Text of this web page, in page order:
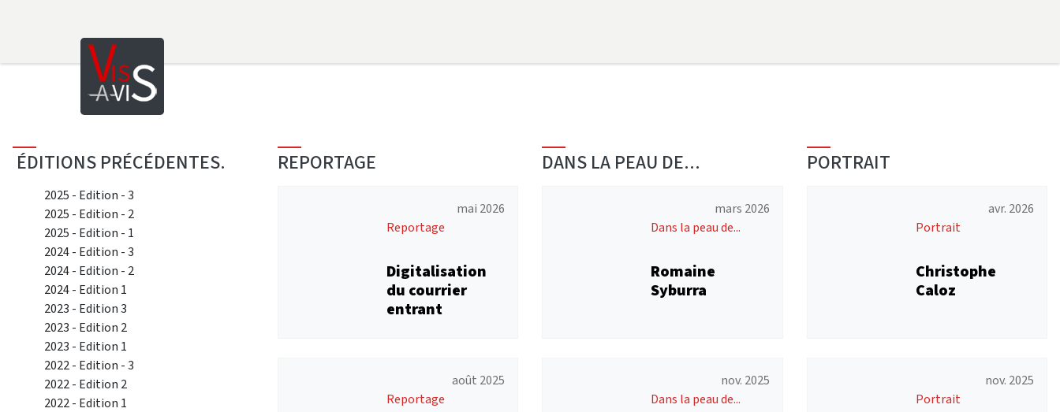
ÉDITIONS PRÉCÉDENTES.
2025 - Edition - 3
2025 - Edition - 2
2025 - Edition - 1
2024 - Edition - 3
2024 - Edition - 2
2024 - Edition 1
2023 - Edition 3
2023 - Edition 2
2023 - Edition 1
2022 - Edition - 3
2022 - Edition 2
2022 - Edition 1
REPORTAGE
mai 2026
Reportage
Digitalisation
du courrier
entrant
août 2025
Reportage
DANS LA PEAU DE...
mars 2026
Dans la peau de...
Romaine
Syburra
nov. 2025
Dans la peau de...
PORTRAIT
avr. 2026
Portrait
Christophe
Caloz
nov. 2025
Portrait